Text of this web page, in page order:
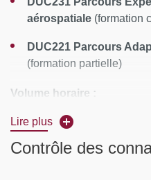
aérospatiale (formation
DUC221 Parcours
(formation partielle)
Volume horaire :
Parcours Expertise en
heures
Lire plus
Contrôle des